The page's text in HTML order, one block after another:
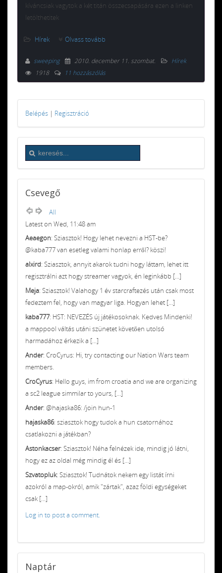
kíváncsiak vagytok a két titán összecsapására ezen a linken
letölthetitek
Hírek Olvass tovább
sweeping 2010. december 11. szombat.
Hírek
1918
11 hozzászólás
Belépés | Regisztráció
Csevegő
All
Latest on Wed, 11:48 am
Aeaegon: Sziasztok! Hogy lehet nevezni a HST-be?
@kaba777 van esetleg valami honlap erről? köszi!
alxird: Sziasztok, annyit akarok tudni hogy láttam, lehet itt
regisztrálni azt hogy streamer vagyok, én leginkább [...]
Meja: Sziasztok! Valahogy 1 év starcraftezés után csak most
fedeztem fel, hogy van magyar liga. Hogyan lehet [...]
kaba777: HST: NEVEZÉS új játékosoknak. Kedves Mindenki!
a mappool váltás utáni szünetet követően utolsó
harmadához érkezik a [...]
Ander: CroCyrus: Hi, try contacting our Nation Wars team
members.
CroCyrus: Hello guys, im from croatia and we are organizing
a sc2 league simmilar to yours, [...]
Ander: @hajaska86: /join hun-1
hajaska86: sziasztok hogy tudok a hun csatornához
csatlakozni a játékban?
Astonkacser: Sziasztok! Néha felnézek ide, mindig jó látni,
hogy ez az oldal még mindig él és [...]
Szvatopluk: Sziasztok! Tudnátok nekem egy listát írni
azokról a map-okról, amik "zártak", azaz földi egységeket
csak [...]
Log in to post a comment.
Naptár